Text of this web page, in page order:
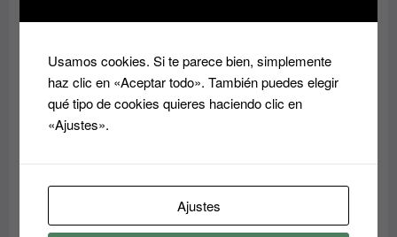
Acondicionador reparador Essensity Schwarzkopf
Sealing Lotion 1L: Reparación y Color
Usamos cookies. Si te parece bien, simplemente
haz clic en «Aceptar todo». También puedes elegir
qué tipo de cookies quieres haciendo clic en
«Ajustes».
Ajustes